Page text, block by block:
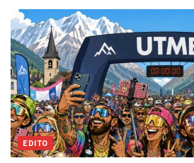
EDITO